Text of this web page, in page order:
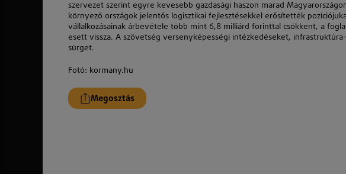
szervezet szerint egyre kevesebb gazdasági haszon marad
környező országok jelentős logisztikai fejlesztésekkel erősítették
vállalkozásainak árbevétele több mint 6,8 milliárd forinttal csökkent, a
esett vissza. A szövetség versenyképességi intézkedéseket,
sürget.
Fotó: kormany.hu
Megosztás